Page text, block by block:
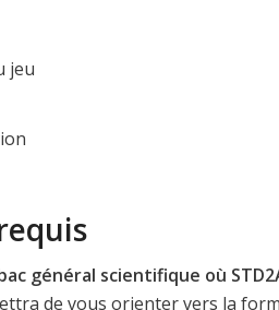
jeu
général scientifique où
de vous orienter vers la